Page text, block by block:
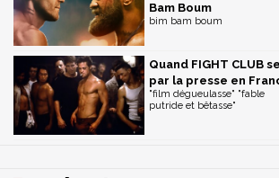
Bam Boum
bim bam boum
Quand FIGHT CLUB
par la presse en
"film dégueulasse" "fable
putride et bêtasse"